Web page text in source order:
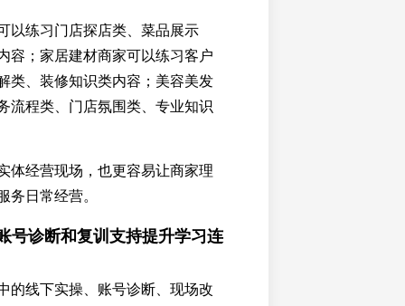
以练习门店探店类、菜品展示
容；家居建材商家可以练习客户
类、装修知识类内容；美容美发
流程类、门店氛围类、专业知识
体经营现场，也更容易让商家理
务日常经营。
号诊断和复训支持提升学习连
的线下实操、账号诊断、现场改